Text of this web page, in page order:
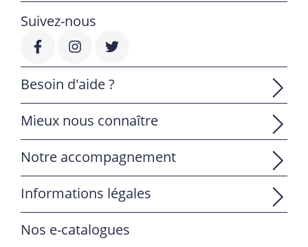
Suivez-nous
Besoin d'aide ?
Mieux nous connaître
Notre accompagnement
Informations légales
Nos e-catalogues